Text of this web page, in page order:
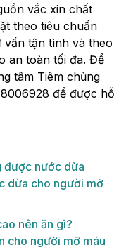
vắc xin chất
theo tiêu chuẩn
vấn tận tình và theo
an toàn tối đa. Để
tâm Tiêm chủng
để được hỗ
được nước dừa
dừa cho người mỡ
nên ăn gì?
cho người mỡ máu